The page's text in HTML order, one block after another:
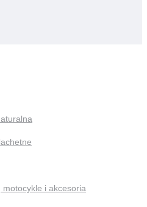
motocykle i akcesoria